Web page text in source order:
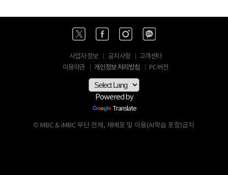
사업자 정보 공지사항
고객센터
이용약관
개인정보 처리방침 PC 버전
Powered by
Translate
© MBC & iMBC 무단 전재, 재배포 및 이용(AI학습 포함)금지